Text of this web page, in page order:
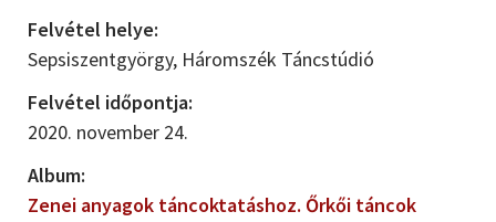
Felvétel helye:
Sepsiszentgyörgy, Háromszék Táncstúdió
Felvétel időpontja:
2020. november 24.
Album:
Zenei anyagok táncoktatáshoz. Őrkői táncok